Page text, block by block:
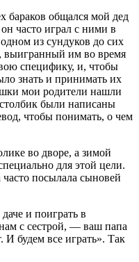
бараков общался мой дед
часто играл с ними в
из сундуков до сих
выигранный им во время
специфику, и, чтобы
знать и принимать их
мои родители нашли
столбик были написаны
чтобы понимать, о чем
во дворе, а зимой
для этой цели.
посылала сыновей
и поиграть в
с сестрой, — ваш папа
И будем все играть». Так